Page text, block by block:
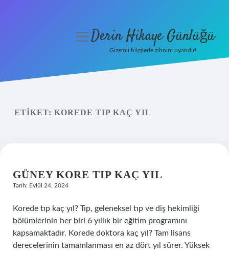
Yasal Uyarı
menüyüDerin Hikaye Günlüğü
Gizemli bilgilerle zihnini uyandır!
ETIKET: KOREDE TIP KAÇ YIL
GÜNEY KORE TIP KAÇ YIL
Tarih: Eylül 24, 2024
Korede tıp kaç yıl? Tıp, geleneksel tıp ve diş hekimliği
bölümlerinin her biri 6 yıllık bir eğitim programını
kapsamaktadır. Korede doktora kaç yıl? Tam lisans
derecelerinin tamamlanması en az dört yıl sürer. Yüksek